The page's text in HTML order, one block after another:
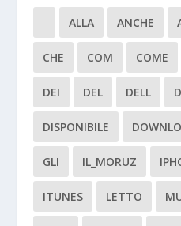
ALLA ANCHE
CHE COM COME
DEI DEL DELL
DISPONIBILE
GLI IL_MORUZ
ITUNES LETTO